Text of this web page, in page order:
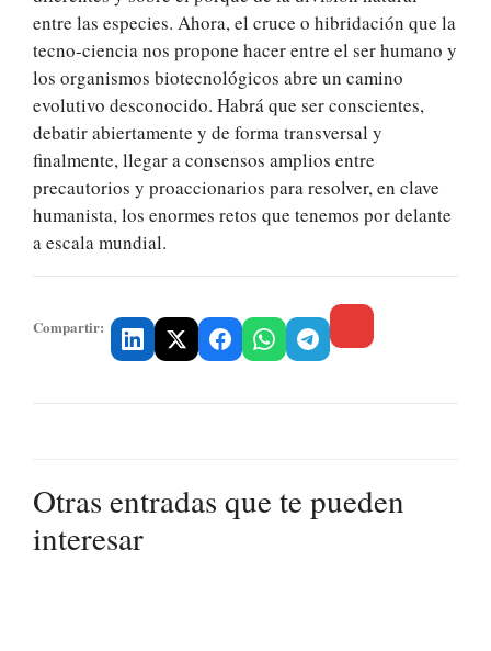
entre las especies. Ahora, el cruce o hibridación que la
tecno-ciencia nos propone hacer entre el ser humano y
los organismos biotecnológicos abre un camino
evolutivo desconocido. Habrá que ser conscientes,
debatir abiertamente y de forma transversal y
finalmente, llegar a consensos amplios entre
precautorios y proaccionarios para resolver, en clave
humanista, los enormes retos que tenemos por delante
a escala mundial.
Compartir:
Otras entradas que te pueden
interesar